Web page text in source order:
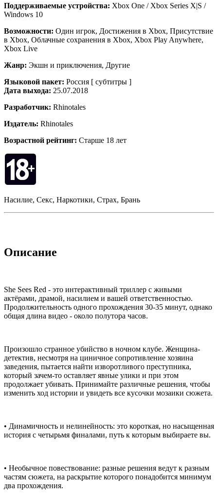
Поддерживаемые устройства: Xbox One / Xbox Series X|S /
Windows 10
Возможности: Один игрок, Достижения в Xbox, Присутствие
в Xbox, Облачные сохранения в Xbox, Xbox Play Anywhere,
Xbox Live
Жанр: Экшн и приключения, Другие
Языковой пакет: Россия [ субтитры ]
Дата выхода: 25.07.2018
Разработчик: Rhinotales
Издатель: Rhinotales
Возрастной рейтинг: Старше 18 лет
Насилие, Секс, Наркотики, Страх, Брань
Описание
She Sees Red - это интерактивный триллер с живыми
актёрами, драмой, насилием и вашей ответственностью.
Продолжительность одного прохождения 30-35 минут, однако
общая длина видео - около полутора часов.
Произошло странное убийство в ночном клубе. Женщина-
детектив, несмотря на циничное сопротивление хозяина
заведения, пытается найти изворотливого преступника,
который зачем-то оставляет явные улики и при этом
продолжает убивать. Принимайте различные решения, чтобы
изменить ход истории и увидеть все кусочки мозаики сюжета.
• Динамичность и нелинейность: это короткая, но насыщенная
история с четырьмя финалами, путь к которым выбираете вы.
• Необычное повествование: разные решения ведут к разным
частям сюжета, на раскрытие которого понадобится минимум
два прохождения.